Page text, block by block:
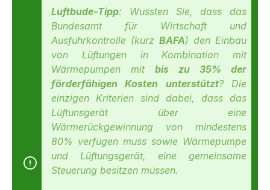
Luftbude-Tipp: Wussten Sie, dass das
Bundesamt für Wirtschaft und
Ausfuhrkontrolle (kurz BAFA) den Einbau
von Lüftungen in Kombination mit
Wärmepumpen mit bis zu 35% der
förderfähigen Kosten unterstützt? Die
einzigen Kriterien sind dabei, dass das
Lüftunsgerät über eine
Wärmerückgewinnung von mindestens
80% verfügen muss sowie Wärmepumpe
und Lüftungsgerät, eine gemeinsame
Steuerung besitzen müssen.